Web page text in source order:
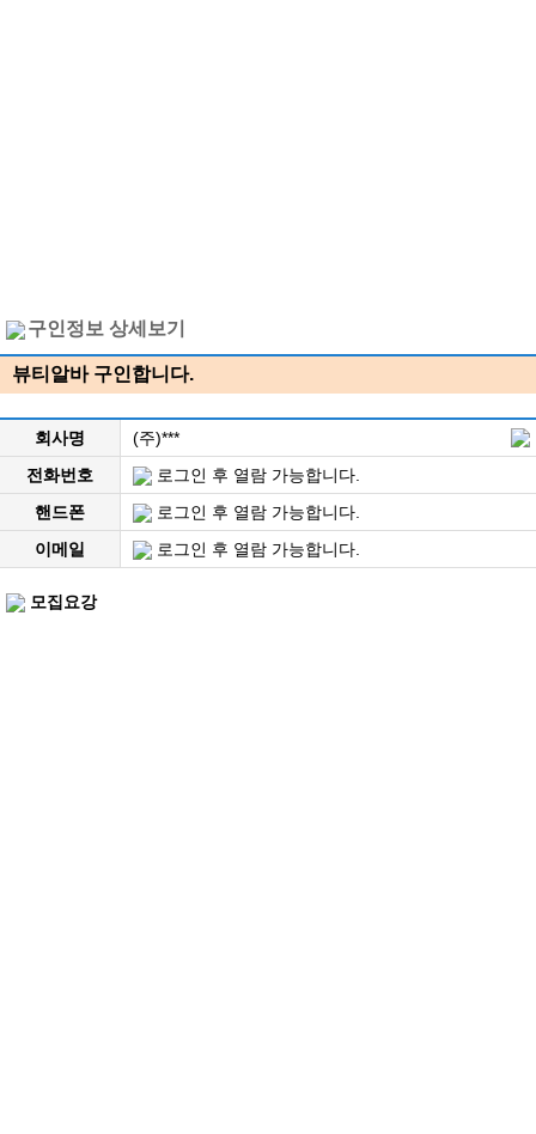
구인정보 상세보기
뷰티알바 구인합니다.
회사명
(주)***
전화번호
로그인 후 열람 가능합니다.
핸드폰
로그인 후 열람 가능합니다.
이메일
로그인 후 열람 가능합니다.
모집요강